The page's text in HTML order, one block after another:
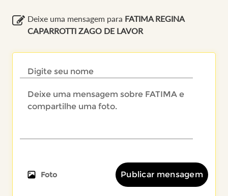
Deixe uma mensagem para FATIMA REGINA
CAPARROTTI ZAGO DE LAVOR
Foto Publicar mensagem